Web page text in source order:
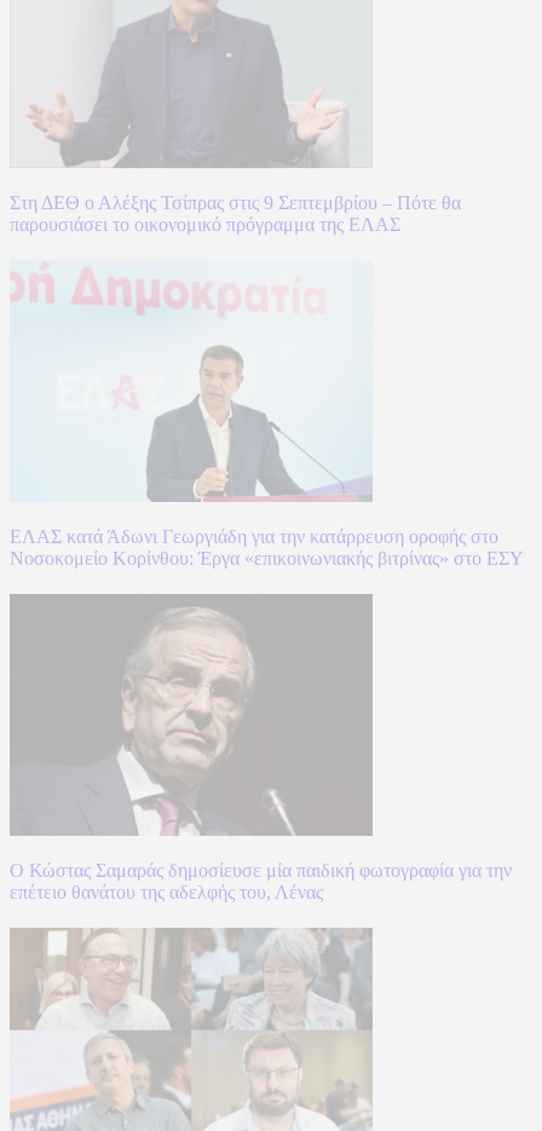
Στη ΔΕΘ ο Αλέξης Τσίπρας στις 9 Σεπτεμβρίου – Πότε θα
παρουσιάσει το οικονομικό πρόγραμμα της ΕΛΑΣ
ΕΛΑΣ κατά Άδωνι Γεωργιάδη για την κατάρρευση οροφής στο
Νοσοκομείο Κορίνθου: Έργα «επικοινωνιακής βιτρίνας» στο ΕΣΥ
Ο Κώστας Σαμαράς δημοσίευσε μία παιδική φωτογραφία για την
επέτειο θανάτου της αδελφής του, Λένας